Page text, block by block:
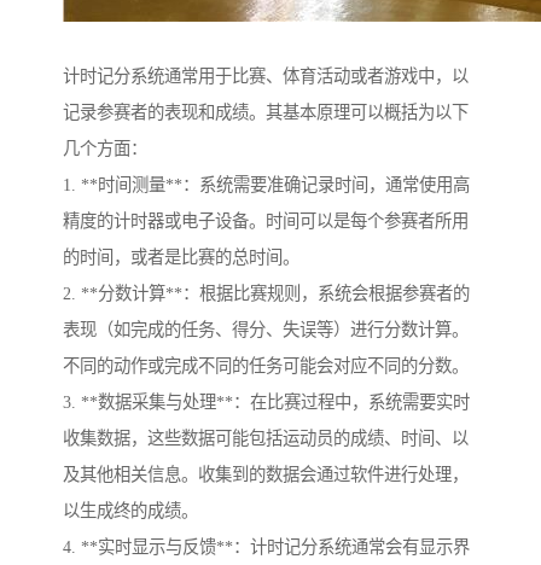
计时记分系统通常用于比赛、体育活动或者游戏中，以
记录参赛者的表现和成绩。其基本原理可以概括为以下
几个方面：
1. **时间测量**：系统需要准确记录时间，通常使用高
精度的计时器或电子设备。时间可以是每个参赛者所用
的时间，或者是比赛的总时间。
2. **分数计算**：根据比赛规则，系统会根据参赛者的
表现（如完成的任务、得分、失误等）进行分数计算。
不同的动作或完成不同的任务可能会对应不同的分数。
3. **数据采集与处理**：在比赛过程中，系统需要实时
收集数据，这些数据可能包括运动员的成绩、时间、以
及其他相关信息。收集到的数据会通过软件进行处理，
以生成终的成绩。
4. **实时显示与反馈**：计时记分系统通常会有显示界